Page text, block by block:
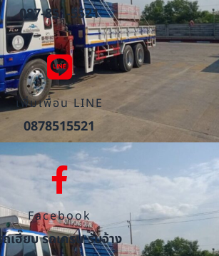
087-851-5521
เพิ่มเพื่อน LINE
0878515521
Facebook
รถเฮี๊ยบ รถเครน รับจ้าง